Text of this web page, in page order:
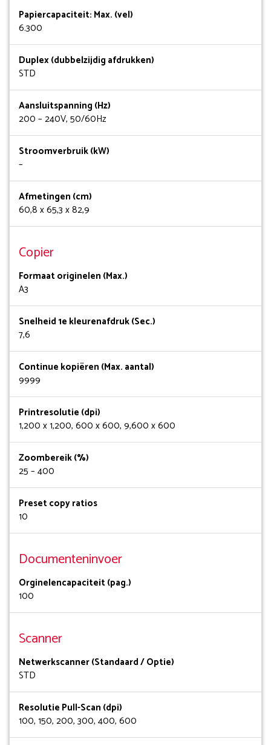
Papiercapaciteit: Max. (vel)
6.300
Duplex (dubbelzijdig afdrukken)
STD
Aansluitspanning (Hz)
200 – 240V, 50/60Hz
Stroomverbruik (kW)
–
Afmetingen (cm)
60,8 x 65,3 x 82,9
Copier
Formaat originelen (Max.)
A3
Snelheid 1e kleurenafdruk (Sec.)
7,6
Continue kopiëren (Max. aantal)
9999
Printresolutie (dpi)
1,200 x 1,200, 600 x 600, 9,600 x 600
Zoombereik (%)
25 – 400
Preset copy ratios
10
Documenteninvoer
Orginelencapaciteit (pag.)
100
Scanner
Netwerkscanner (Standaard / Optie)
STD
Resolutie Pull-Scan (dpi)
100, 150, 200, 300, 400, 600